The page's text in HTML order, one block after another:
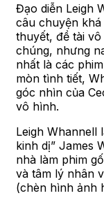
Đạo diễn Leigh
câu chuyện khá
thuyết, đề tài
chúng, nhưng
nhất là các
mòn tình tiết,
góc nhìn của
vô hình.
Leigh Whannell
kinh dị” James
nhà làm phim
và tâm lý nhân
(chèn hình ảnh